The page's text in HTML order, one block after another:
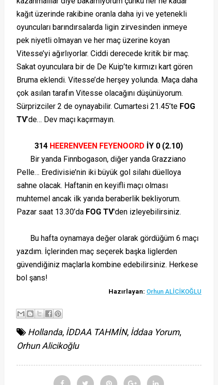
kağıt üzerinde rakibine oranla daha iyi ve yetenekli
oyuncuları barındırsalarda ligin zirvesinden inmeye
pek niyetli olmayan ve her maç üzerine koyan
Vitesse’yi ağırlıyorlar. Ciddi derecede kritik bir maç.
Sakat oyunculara bir de De Kuip’te kırmızı kart gören
Bruma eklendi. Vitesse’de herşey yolunda. Maça daha
çok asılan tarafın Vitesse olacağını düşünüyorum.
Sürprizciler 2 de oynayabilir. Cumartesi 21.45’te FOG
TV’de… Dev maçı kaçırmayın.
314 HEERENVEEN FEYENOORD İY 0 (2.10)
Bir yanda Finnbogason, diğer yanda Grazziano
Pelle… Eredivisie’nin iki büyük gol silahı düelloya
sahne olacak. Haftanin en keyifli maçı olması
muhtemel ancak ilk yarıda beraberlik bekliyorum.
Pazar saat 13.30’daFOG TV'den izleyebilirsiniz.
Bu hafta oynamaya değer olarak gördüğüm 6 maçı
yazdım. İçlerinden maç seçerek başka liglerden
güvendiğiniz maçlarla kombine edebilirsiniz. Herkese
bol şans!
Hazırlayan: Orhun ALİCİKOĞLU
Hollanda, İDDAA TAHMİN, İddaa Yorum,
Orhun Alicikoğlu